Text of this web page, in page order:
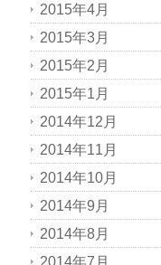
2015年4月
2015年3月
2015年2月
2015年1月
2014年12月
2014年11月
2014年10月
2014年9月
2014年8月
2014年7月